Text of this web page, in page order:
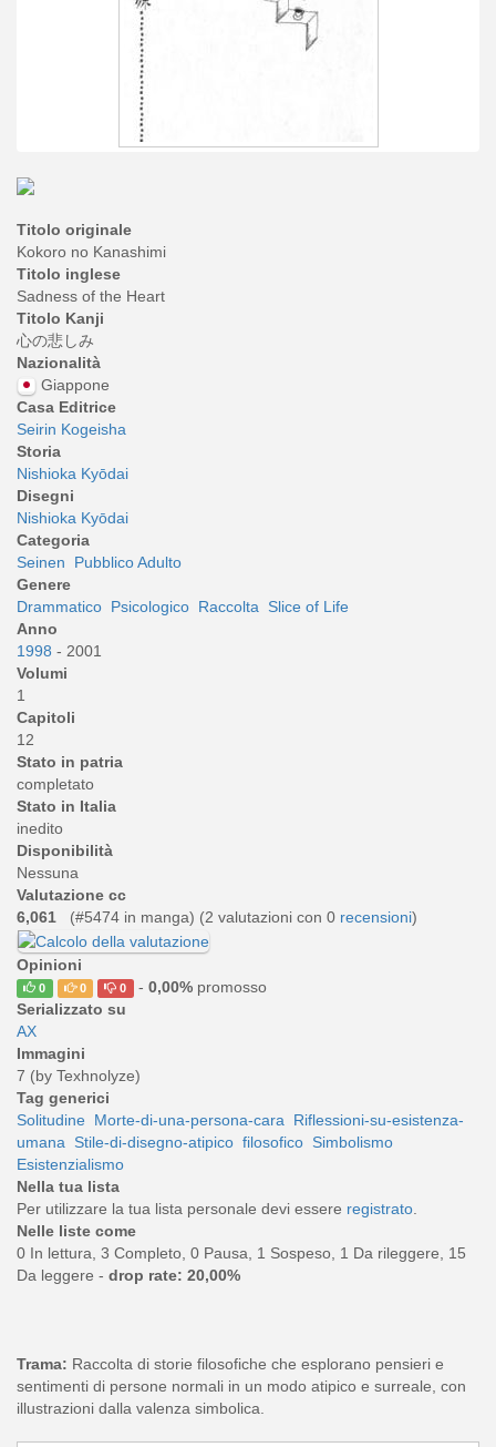
Titolo originale
Kokoro no Kanashimi
Titolo inglese
Sadness of the Heart
Titolo Kanji
心の悲しみ
Nazionalità
Giappone
Casa Editrice
Seirin Kogeisha
Storia
Nishioka Kyōdai
Disegni
Nishioka Kyōdai
Categoria
Seinen
Pubblico Adulto
Genere
Drammatico Psicologico Raccolta Slice of Life
Anno
1998 - 2001
Volumi
1
Capitoli
12
Stato in patria
completato
Stato in Italia
inedito
Disponibilità
Nessuna
Valutazione cc
6,061
(#5474 in manga) (2 valutazioni con 0 recensioni)
Opinioni
0 0 0 - 0,00%promosso
Serializzato su
AX
Immagini
7 (by Texhnolyze)
Tag generici
Solitudine Morte-di-una-persona-cara
Riflessioni-su-esistenza-
umana
Stile-di-disegno-atipico filosofico Simbolismo
Esistenzialismo
Nella tua lista
Per utilizzare la tua lista personale devi essere registrato
Nelle liste come
0 In lettura, 3 Completo, 0 Pausa, 1 Sospeso, 1 Da rileggere, 15
Da leggere - drop rate: 20,00%
Trama: Raccolta di storie filosofiche che esplorano pensieri e
sentimenti di persone normali in un modo atipico e surreale, con
illustrazioni dalla valenza simbolica.